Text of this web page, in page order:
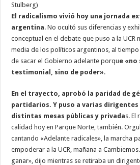
Stulberg)
El radicalismo vivió hoy una jornada
argentina. No ocultó sus diferencias y
conceptual en el debate que puso a la UCR
media de los políticos argentinos, al
de sacar el Gobierno adelante porque «no
testimonial, sino de poder».
En el trayecto, aprobó la paridad de
partidarios. Y puso a varias dirigentes
distintas mesas públicas y privadas. El
calidad hoy en Parque Norte, también.
cantando «Adelante radicales», la marcha
empoderar a la UCR, mañana a
ganar», dijo mientras se retiraba un